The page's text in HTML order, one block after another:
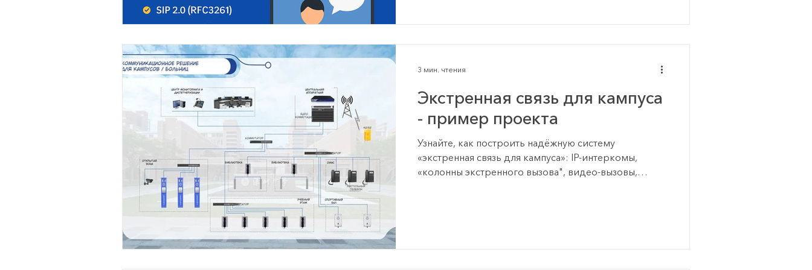
Экстренная связь для кампуса
- пример проекта
Узнайте, как построить надёжную систему
«экстренная связь для кампуса»: IP-интеркомы,
«колонны экстренного вызова", видео-вызовы,
3 мин. чтения